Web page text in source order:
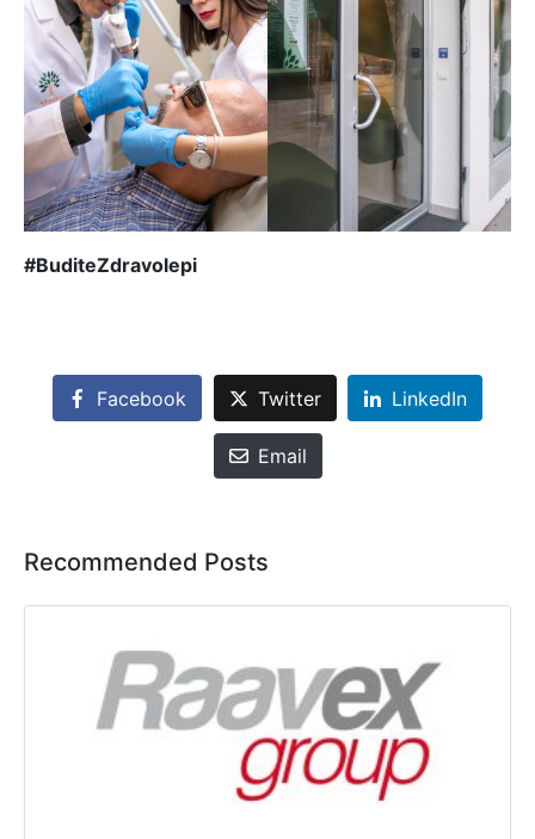
#BuditeZdravolepi
Facebook Twitter LinkedIn
Email
Recommended Posts